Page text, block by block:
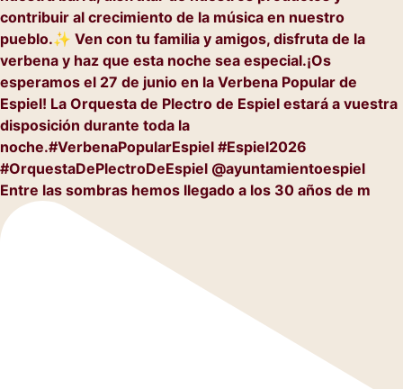
Entre las sombras hemos llegado a los 30 años de m